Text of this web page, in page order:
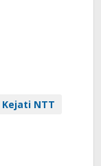
Kejati NTT